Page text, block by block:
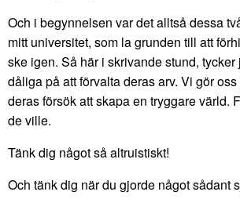
Och i begynnelsen var det alltså dessa
mitt universitet, som la grunden till att
ske igen. Så här i skrivande stund, tycker
dåliga på att förvalta deras arv. Vi gör
deras försök att skapa en tryggare värld.
de ville.
Tänk dig något så altruistiskt!
Och tänk dig när du gjorde något sådant